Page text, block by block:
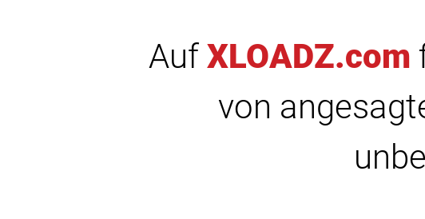
Auf XLOADZ.com
von